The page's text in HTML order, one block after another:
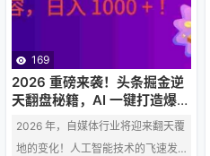
额外的收益。本文将介绍某音买手
通过直播间购买指定商品返金币的
赚钱方式，以及如何轻松日赚几
百。 一、某音买手直播间返金币的
原理 在某音平台上，一些买手为了
吸引粉丝和促进销量，会推出返金
币的活动。粉丝在买手直播间购买
169
2026 重磅来袭！头条掘金逆
天翻盘秘籍，AI 一键打造爆款
内容，只需简单复制粘贴，日
入 1000 +！
2026 年，自媒体行业将迎来翻天覆
地的变化！人工智能技术的飞速发